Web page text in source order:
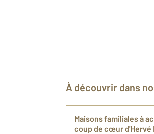
À découvrir dans
Maisons familiales à
coup de cœur d'Hervé